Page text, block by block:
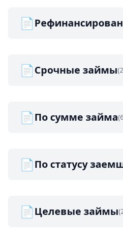
📄
📄Срочные займы
📄По сумме займа
📄По статусу
📄Целевые займы